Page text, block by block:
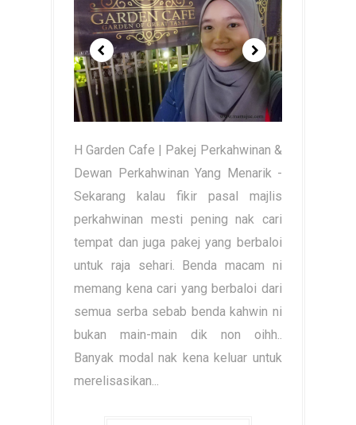
H Garden Cafe | Pakej Perkahwinan &
Dewan Perkahwinan Yang Menarik -
Sekarang kalau fikir pasal majlis
perkahwinan mesti pening nak cari
tempat dan juga pakej yang berbaloi
untuk raja sehari. Benda macam ni
memang kena cari yang berbaloi dari
semua serba sebab benda kahwin ni
bukan main-main dik non oihh..
Banyak modal nak kena keluar untuk
merelisasikan...